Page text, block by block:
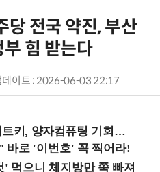
전국 약진, 부산
힘 받는다
데이트 : 2026-06-03 22:17
기회를 선점하라! (8/28 강남역)